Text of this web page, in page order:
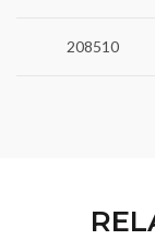
208510